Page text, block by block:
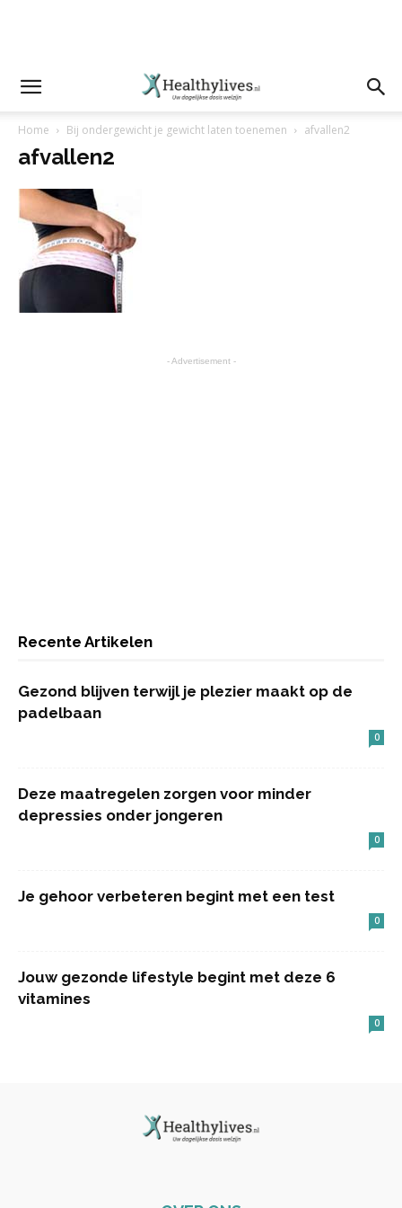
Home Bij ondergewicht je gewicht laten toenemen afvallen2
afvallen2
- Advertisement -
Recente Artikelen
Gezond blijven terwijl je plezier maakt op de
padelbaan
0
Deze maatregelen zorgen voor minder
depressies onder jongeren
0
Je gehoor verbeteren begint met een test
0
Jouw gezonde lifestyle begint met deze 6
vitamines
0